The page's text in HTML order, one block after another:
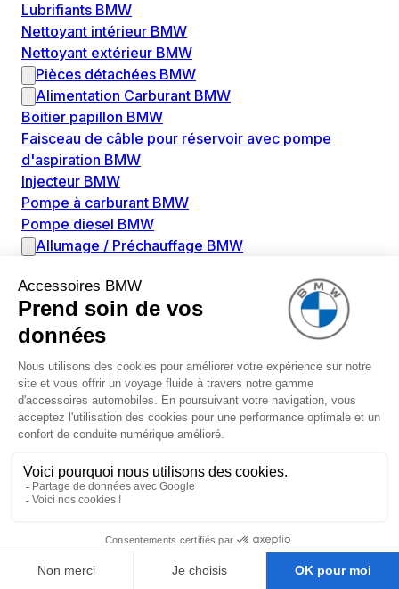
Lubrifiants BMW
Nettoyant intérieur BMW
Nettoyant extérieur BMW
Pièces détachées BMW
Alimentation Carburant BMW
Boitier papillon BMW
Faisceau de câble pour réservoir avec pompe
d'aspiration BMW
Injecteur BMW
Pompe à carburant BMW
Pompe diesel BMW
Allumage / Préchauffage BMW
Boitier de préchauffage BMW
Bougie de préchauffage BMW
Amortissement BMW
Amortisseur de vibrations BMW
Cassette de ressort en roulé BMW
Kit de réparation amortisseur BMW
Ressort hélicoïdal BMW
Adaptateur pièce de montage boîte de vitesse BMW
Capteurs BMW
Capteur à ultrasons BMW
Capteur d'arbre à cames BMW